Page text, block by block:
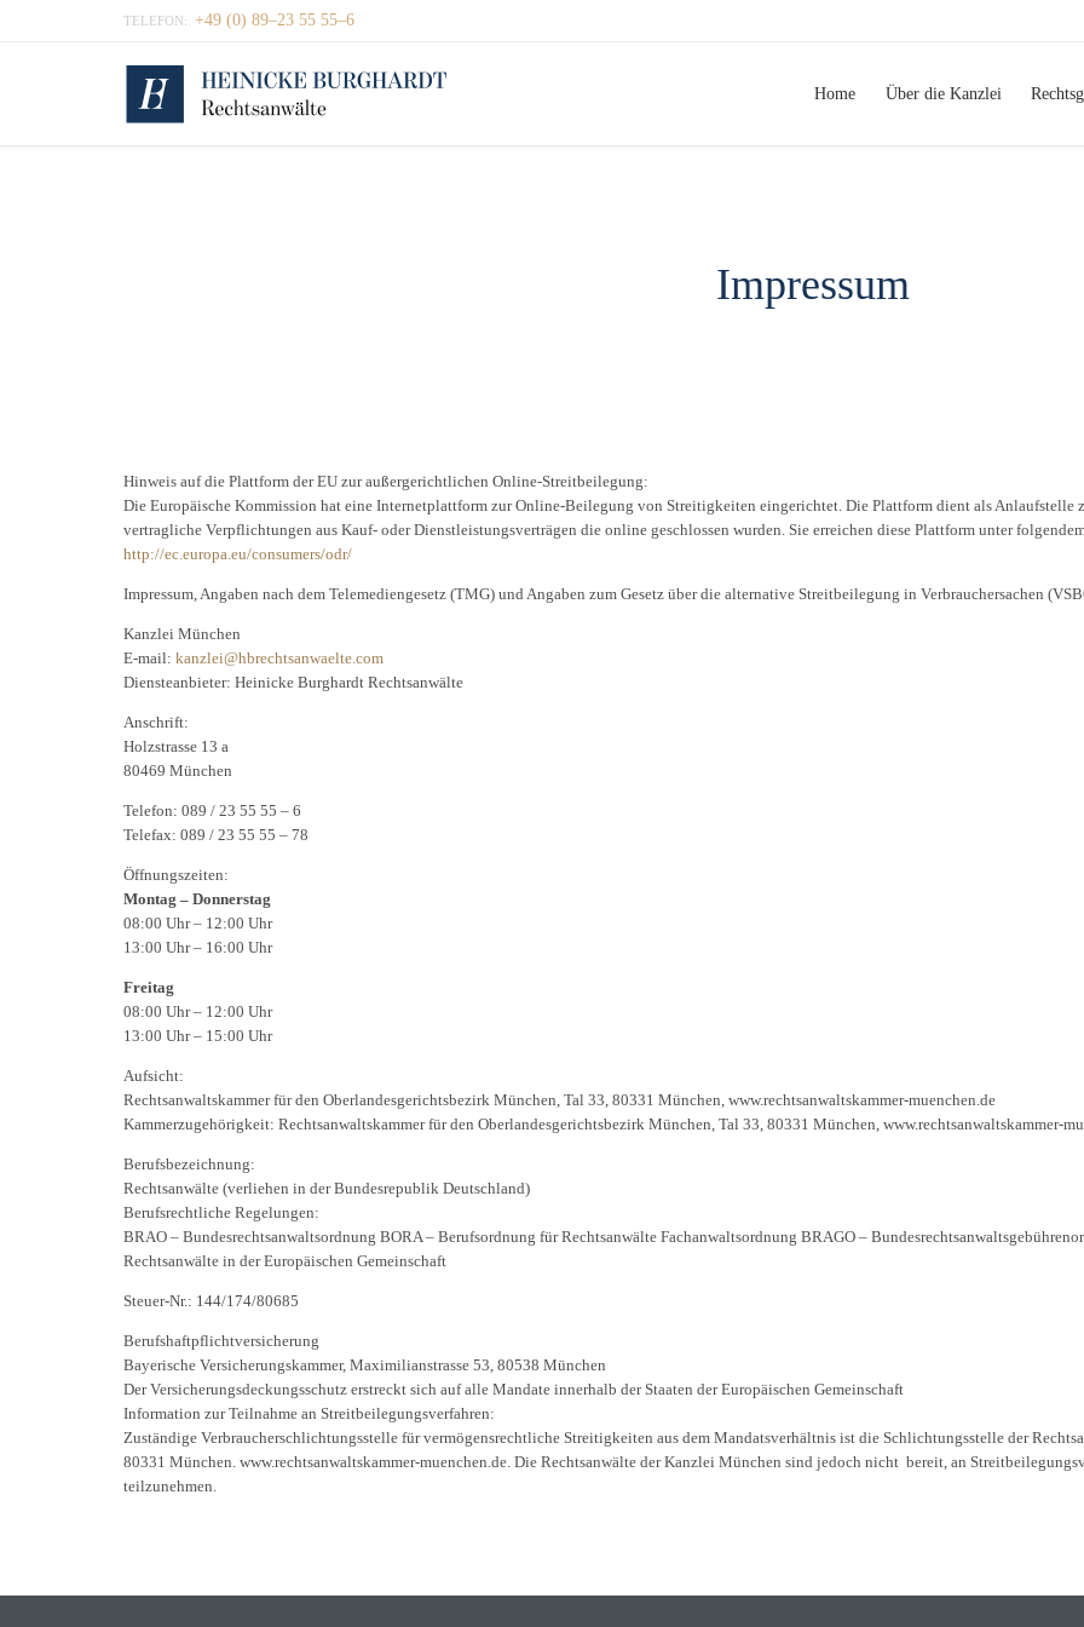
TELEFON: +49 (0) 89–23 55 55–6
Home Über die Kanzlei
Impressum
Hinweis auf die Plattform der EU zur außergerichtlichen Online-Streitbeilegung:
Die Europäische Kommission hat eine Internetplattform zur Online-Beilegung von Streitigkeiten eingerichtet. Die Plattform dient als
vertragliche Verpflichtungen aus Kauf- oder Dienstleistungsverträgen die online geschlossen wurden. Sie erreichen diese Plattform unter
http://ec.europa.eu/consumers/odr/
Impressum, Angaben nach dem Telemediengesetz (TMG) und Angaben zum Gesetz über die alternative Streitbeilegung in Verbrauchersachen
Kanzlei München
E-mail: kanzlei@hbrechtsanwaelte.com
Diensteanbieter: Heinicke Burghardt Rechtsanwälte
Anschrift:
Holzstrasse 13 a
80469 München
Telefon: 089 / 23 55 55 – 6
Telefax: 089 / 23 55 55 – 78
Öffnungszeiten:
Montag – Donnerstag
08:00 Uhr – 12:00 Uhr
13:00 Uhr – 16:00 Uhr
Freitag
08:00 Uhr – 12:00 Uhr
13:00 Uhr – 15:00 Uhr
Aufsicht:
Rechtsanwaltskammer für den Oberlandesgerichtsbezirk München, Tal 33, 80331 München, www.rechtsanwaltskammer-muenchen.de
Kammerzugehörigkeit: Rechtsanwaltskammer für den Oberlandesgerichtsbezirk München, Tal 33, 80331 München, www.rechtsanwaltskammer-
Berufsbezeichnung:
Rechtsanwälte (verliehen in der Bundesrepublik Deutschland)
Berufsrechtliche Regelungen:
BRAO – Bundesrechtsanwaltsordnung BORA – Berufsordnung für Rechtsanwälte Fachanwaltsordnung BRAGO –
Rechtsanwälte in der Europäischen Gemeinschaft
Steuer-Nr.: 144/174/80685
Berufshaftpflichtversicherung
Bayerische Versicherungskammer, Maximilianstrasse 53, 80538 München
Der Versicherungsdeckungsschutz erstreckt sich auf alle Mandate innerhalb der Staaten der Europäischen Gemeinschaft
Information zur Teilnahme an Streitbeilegungsverfahren:
Zuständige Verbraucherschlichtungsstelle für vermögensrechtliche Streitigkeiten aus dem Mandatsverhältnis ist die Schlichtungsstelle der
80331 München. www.rechtsanwaltskammer-muenchen.de. Die Rechtsanwälte der Kanzlei München sind jedoch nicht bereit, an
teilzunehmen.